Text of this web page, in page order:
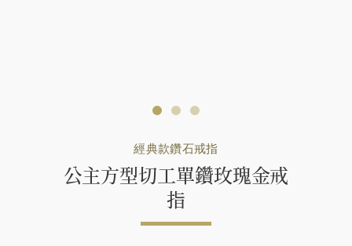
經典款鑽石戒指
公主方型切工單鑽玫瑰金戒
指